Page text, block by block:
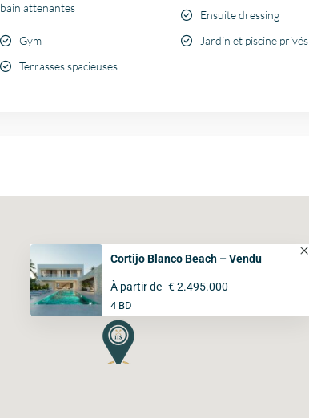
bain attenantes
Ensuite dressing
Gym
Jardin et piscine privés
Terrasses spacieuses
Cortijo Blanco Beach – Vendu
À partir de € 2.495.000
4 BD